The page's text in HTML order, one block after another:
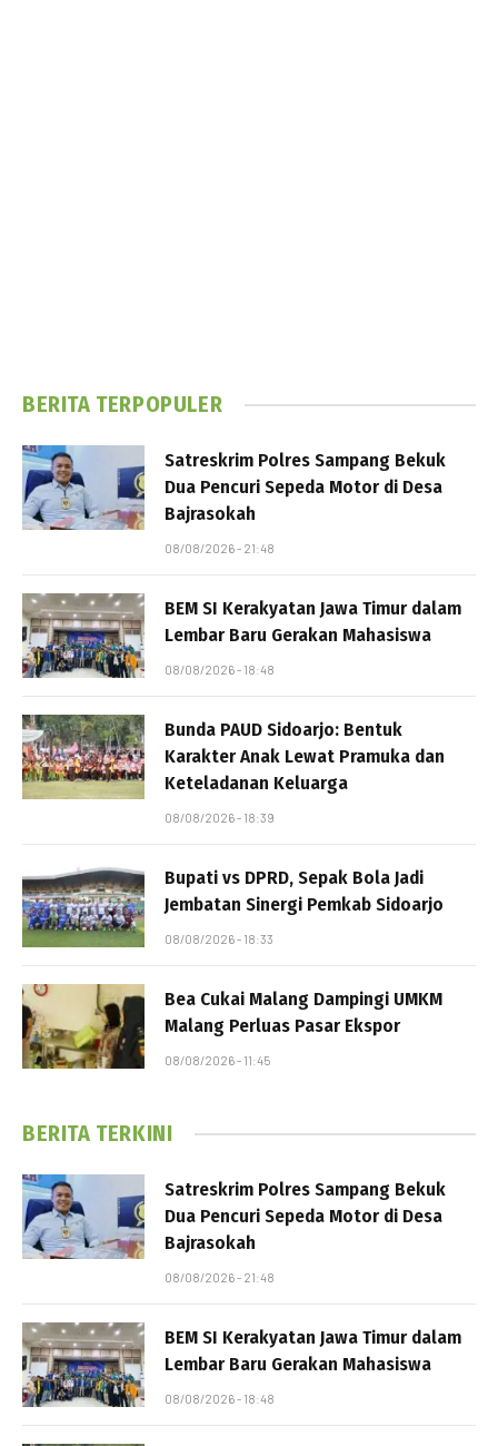
BERITA TERPOPULER
Satreskrim Polres Sampang Bekuk
Dua Pencuri Sepeda Motor di Desa
Bajrasokah
08/08/2026 - 21:48
BEM SI Kerakyatan Jawa Timur dalam
Lembar Baru Gerakan Mahasiswa
08/08/2026 - 18:48
Bunda PAUD Sidoarjo: Bentuk
Karakter Anak Lewat Pramuka dan
Keteladanan Keluarga
08/08/2026 - 18:39
Bupati vs DPRD, Sepak Bola Jadi
Jembatan Sinergi Pemkab Sidoarjo
08/08/2026 - 18:33
Bea Cukai Malang Dampingi UMKM
Malang Perluas Pasar Ekspor
08/08/2026 - 11:45
BERITA TERKINI
Satreskrim Polres Sampang Bekuk
Dua Pencuri Sepeda Motor di Desa
Bajrasokah
08/08/2026 - 21:48
BEM SI Kerakyatan Jawa Timur dalam
Lembar Baru Gerakan Mahasiswa
08/08/2026 - 18:48